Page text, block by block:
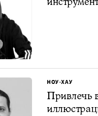
НОУ-ХАУ
Привлечь